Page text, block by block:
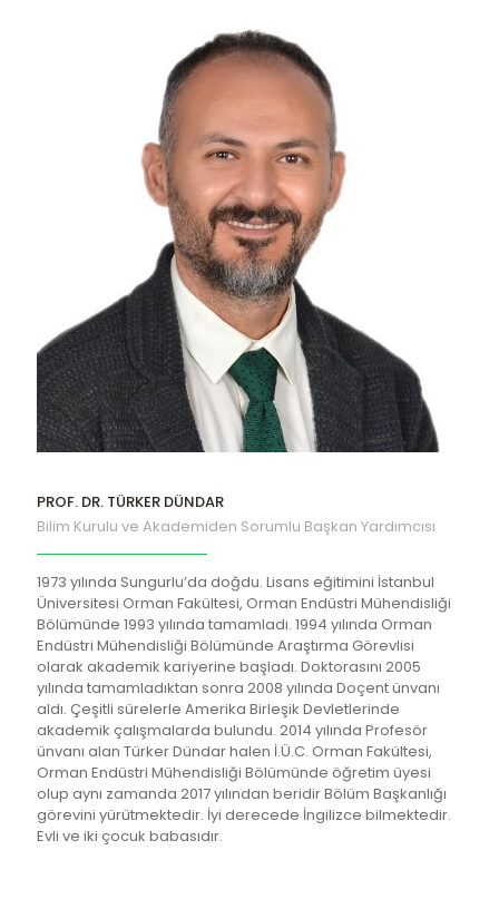
PROF. DR. TÜRKER DÜNDAR
Bilim Kurulu ve Akademiden Sorumlu Başkan Yardımcısı
1973 yılında Sungurlu’da doğdu. Lisans eğitimini İstanbul
Üniversitesi Orman Fakültesi, Orman Endüstri Mühendisliği
Bölümünde 1993 yılında tamamladı. 1994 yılında Orman
Endüstri Mühendisliği Bölümünde Araştırma Görevlisi
olarak akademik kariyerine başladı. Doktorasını 2005
yılında tamamladıktan sonra 2008 yılında Doçent ünvanı
aldı. Çeşitli sürelerle Amerika Birleşik Devletlerinde
akademik çalışmalarda bulundu. 2014 yılında Profesör
ünvanı alan Türker Dündar halen İ.Ü.C. Orman Fakültesi,
Orman Endüstri Mühendisliği Bölümünde öğretim üyesi
olup aynı zamanda 2017 yılından beridir Bölüm Başkanlığı
görevini yürütmektedir. İyi derecede İngilizce bilmektedir.
Evli ve iki çocuk babasıdır.